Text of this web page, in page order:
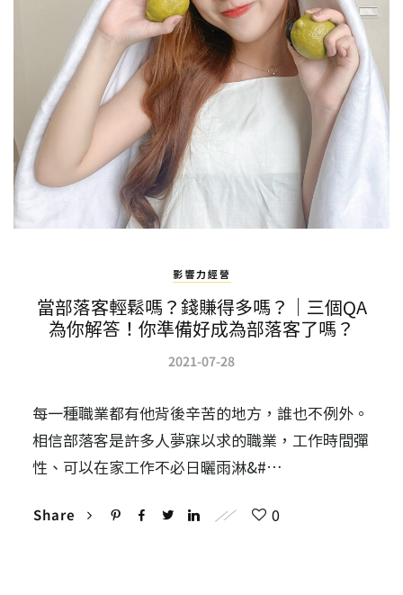
影響力經營
當部落客輕鬆嗎？錢賺得多嗎？｜三個QA
為你解答！你準備好成為部落客了嗎？
2021-07-28
每一種職業都有他背後辛苦的地方，誰也不例外。
相信部落客是許多人夢寐以求的職業，工作時間彈
性、可以在家工作不必日曬雨淋&#…
Share 0